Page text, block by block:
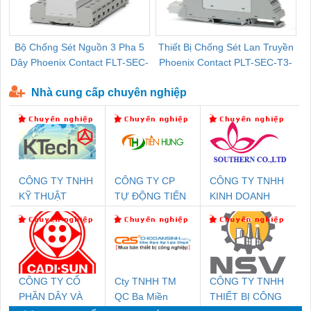
Bộ Chống Sét Nguồn 3 Pha 5
Dây Phoenix Contact FLT-SEC-
Thiết Bị Chống Sét Lan Truyền
Phoenix Contact PLT-SEC-T3-
Nhà cung cấp chuyên nghiệp
CÔNG TY TNHH
KỸ THUẬT
KTECH VIỆT
NAM
CÔNG TY CP
TỰ ĐỘNG TIẾN
CÔNG TY TNHH
KINH DOANH
DỊCH VỤ XNK
PHƯƠNG NAM
CÔNG TY CỔ
PHẦN DÂY VÀ
Cty TNHH TM
QC Ba Miền
CÔNG TY TNHH
THIẾT BỊ CÔNG